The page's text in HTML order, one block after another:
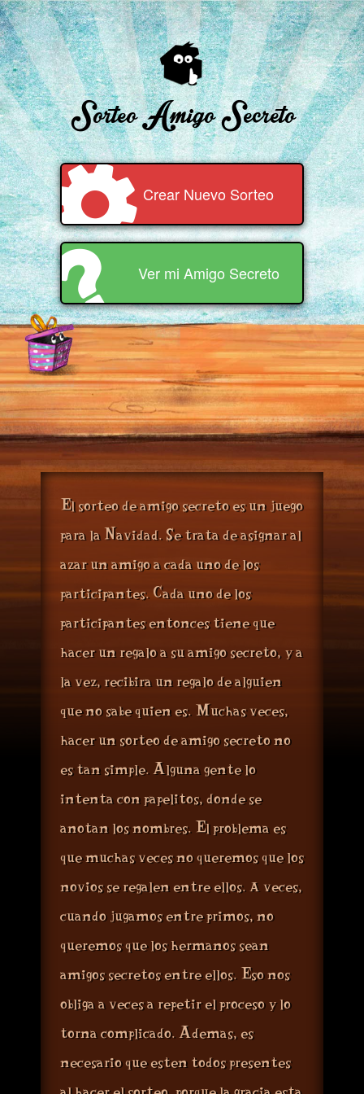
Sorteo Amigo Secreto
Crear Nuevo Sorteo
Ver mi Amigo Secreto
El sorteo de amigo secreto es un juego
para la Navidad. Se trata de asignar al
azar un amigo a cada uno de los
participantes. Cada uno de los
participantes entonces tiene que
hacer un regalo a su amigo secreto, y a
la vez, recibirá un regalo de alguien
que no sabe quién es. Muchas veces,
hacer un sorteo de amigo secreto no
es tan simple. Alguna gente lo
intenta con papelitos, donde se
anotan los nombres. El problema es
que muchas veces no queremos que los
novios se regalen entre ellos. A veces,
cuando jugamos entre primos, no
queremos que los hermanos sean
amigos secretos entre ellos. Eso nos
obliga a veces a repetir el proceso y lo
torna complicado. Además, es
necesario que estén todos presentes